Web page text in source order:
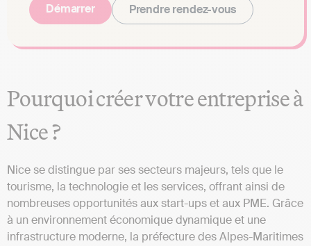
Démarrer Prendre rendez-vous
Pourquoi créer votre entreprise à
Nice ?
Nice se distingue par ses secteurs majeurs, tels que le
tourisme, la technologie et les services, offrant ainsi de
nombreuses opportunités aux start-ups et aux PME. Grâce
à un environnement économique dynamique et une
infrastructure moderne, la préfecture des Alpes-Maritimes